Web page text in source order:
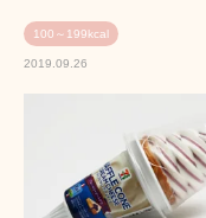
100～199kcal
2019.09.26